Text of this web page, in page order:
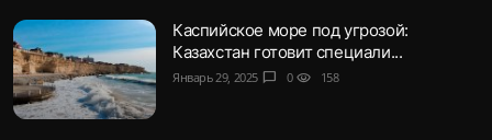
Каспийское море под угрозой:
Казахстан готовит специали...
Январь 29, 2025 chat_bubble 0 visibility 158